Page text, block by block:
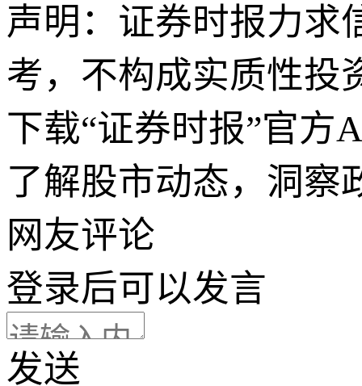
声明：证券时报力求
考，不构成实质性投
下载“证券时报”官方
了解股市动态，洞察
网友评论
登录后可以发言
发送